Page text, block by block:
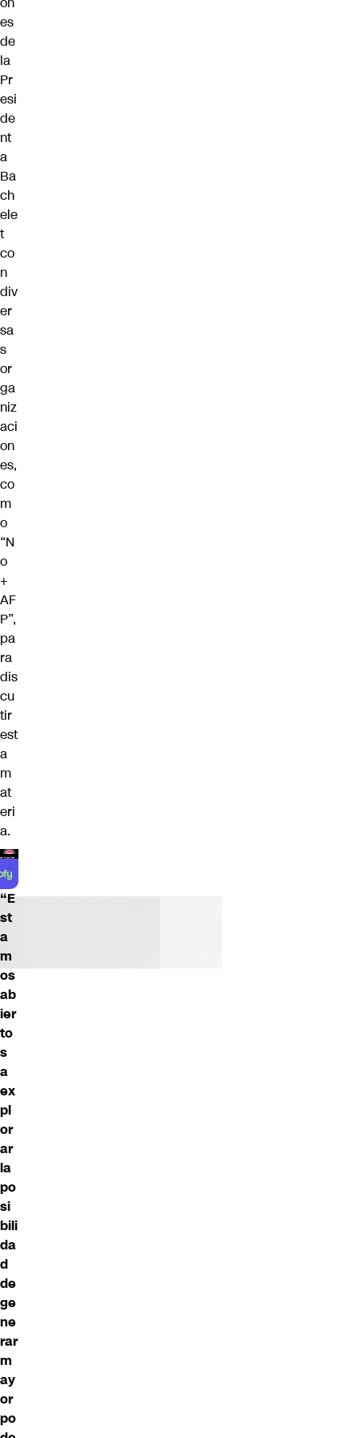
es
de
la
Pr
esi
de
nt
a
Ba
ch
ele
t
co
n
div
er
sa
s
or
ga
niz
aci
on
es,
co
m
o
“N
o
+
AF
P”,
pa
ra
dis
cu
tir
est
a
m
at
eri
a.
“E
st
a
m
os
ab
ier
to
s
a
ex
pl
or
ar
la
po
si
bili
da
d
de
ge
ne
rar
m
ay
or
po